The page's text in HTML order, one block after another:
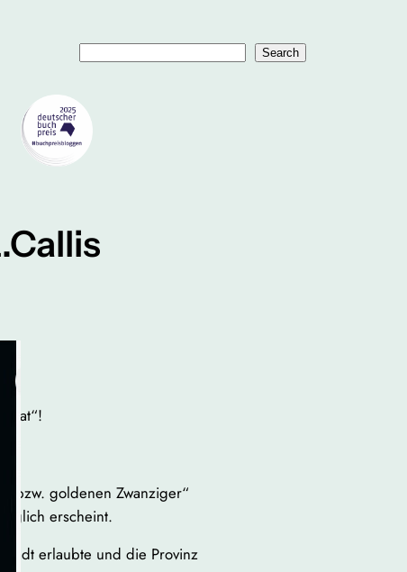
Search
wat“!
bzw. goldenen Zwanziger“
erscheint.
Stadt erlaubte und die Provinz